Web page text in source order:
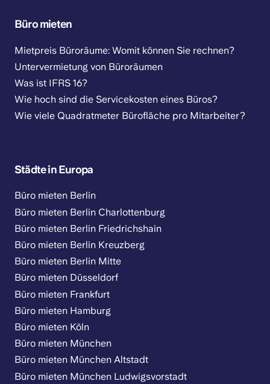
Büro mieten
Mietpreis Büroräume: Womit können Sie rechnen?
Untervermietung von Büroräumen
Was ist IFRS 16?
Wie hoch sind die Servicekosten eines Büros?
Wie viele Quadratmeter Bürofläche pro Mitarbeiter?
Städte in Europa
Büro mieten Berlin
Büro mieten Berlin Charlottenburg
Büro mieten Berlin Friedrichshain
Büro mieten Berlin Kreuzberg
Büro mieten Berlin Mitte
Büro mieten Düsseldorf
Büro mieten Frankfurt
Büro mieten Hamburg
Büro mieten Köln
Büro mieten München
Büro mieten München Altstadt
Büro mieten München Ludwigsvorstadt